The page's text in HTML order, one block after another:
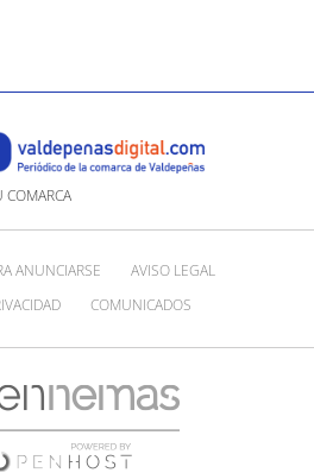
COMARCA
ANUNCIARSE
AVISO LEGAL
COMUNICADOS